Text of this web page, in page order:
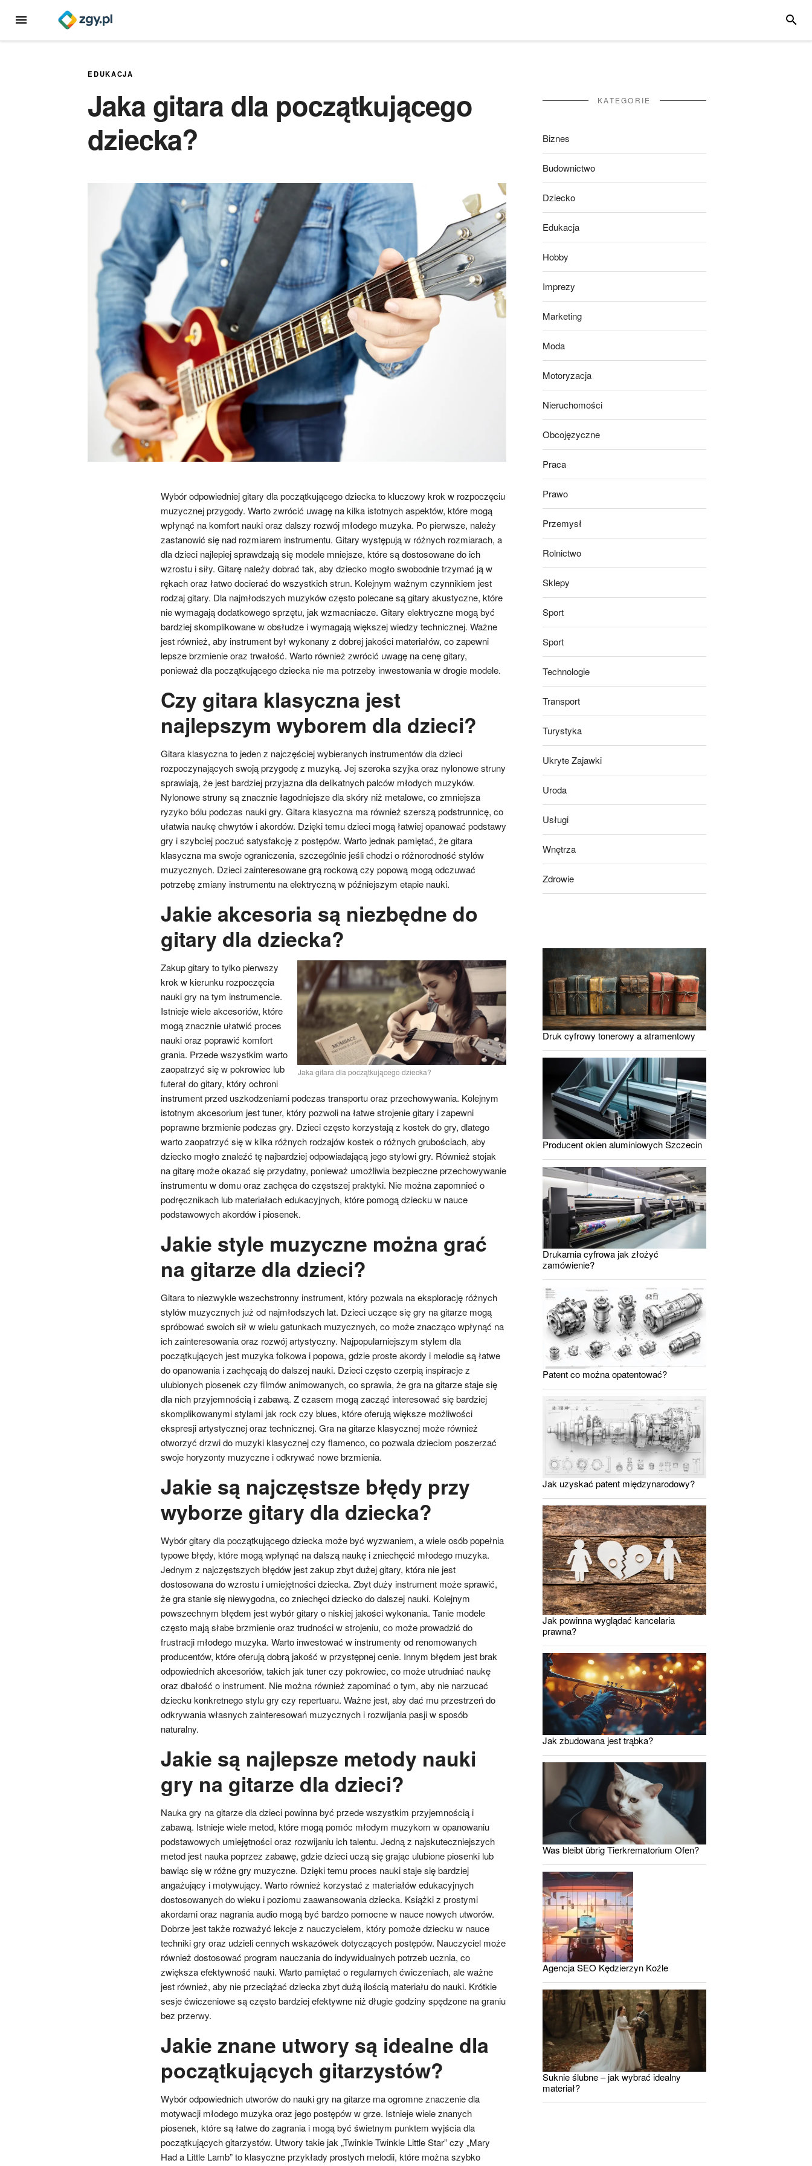
MENU
EDUKACJA
Jaka gitara dla początkującego
dziecka?
Wybór odpowiedniej gitary dla początkującego dziecka to kluczowy krok w rozpoczęciu
muzycznej przygody. Warto zwrócić uwagę na kilka istotnych aspektów, które mogą
wpłynąć na komfort nauki oraz dalszy rozwój młodego muzyka. Po pierwsze, należy
zastanowić się nad rozmiarem instrumentu. Gitary występują w różnych rozmiarach, a
dla dzieci najlepiej sprawdzają się modele mniejsze, które są dostosowane do ich
wzrostu i siły. Gitarę należy dobrać tak, aby dziecko mogło swobodnie trzymać ją w
rękach oraz łatwo docierać do wszystkich strun. Kolejnym ważnym czynnikiem jest
rodzaj gitary. Dla najmłodszych muzyków często polecane są gitary akustyczne, które
nie wymagają dodatkowego sprzętu, jak wzmacniacze. Gitary elektryczne mogą być
bardziej skomplikowane w obsłudze i wymagają większej wiedzy technicznej. Ważne
jest również, aby instrument był wykonany z dobrej jakości materiałów, co zapewni
lepsze brzmienie oraz trwałość. Warto również zwrócić uwagę na cenę gitary,
ponieważ dla początkującego dziecka nie ma potrzeby inwestowania w drogie modele.
Czy gitara klasyczna jest
najlepszym wyborem dla dzieci?
Gitara klasyczna to jeden z najczęściej wybieranych instrumentów dla dzieci
rozpoczynających swoją przygodę z muzyką. Jej szeroka szyjka oraz nylonowe struny
sprawiają, że jest bardziej przyjazna dla delikatnych palców młodych muzyków.
Nylonowe struny są znacznie łagodniejsze dla skóry niż metalowe, co zmniejsza
ryzyko bólu podczas nauki gry. Gitara klasyczna ma również szerszą podstrunnicę, co
ułatwia naukę chwytów i akordów. Dzięki temu dzieci mogą łatwiej opanować podstawy
gry i szybciej poczuć satysfakcję z postępów. Warto jednak pamiętać, że gitara
klasyczna ma swoje ograniczenia, szczególnie jeśli chodzi o różnorodność stylów
muzycznych. Dzieci zainteresowane grą rockową czy popową mogą odczuwać
potrzebę zmiany instrumentu na elektryczną w późniejszym etapie nauki.
Jakie akcesoria są niezbędne do
gitary dla dziecka?
Jaka gitara dla początkującego dziecka?
Zakup gitary to tylko pierwszy
krok w kierunku rozpoczęcia
nauki gry na tym instrumencie.
Istnieje wiele akcesoriów, które
mogą znacznie ułatwić proces
nauki oraz poprawić komfort
grania. Przede wszystkim warto
zaopatrzyć się w pokrowiec lub
futerał do gitary, który ochroni
instrument przed uszkodzeniami podczas transportu oraz przechowywania. Kolejnym
istotnym akcesorium jest tuner, który pozwoli na łatwe strojenie gitary i zapewni
poprawne brzmienie podczas gry. Dzieci często korzystają z kostek do gry, dlatego
warto zaopatrzyć się w kilka różnych rodzajów kostek o różnych grubościach, aby
dziecko mogło znaleźć tę najbardziej odpowiadającą jego stylowi gry. Również stojak
na gitarę może okazać się przydatny, ponieważ umożliwia bezpieczne przechowywanie
instrumentu w domu oraz zachęca do częstszej praktyki. Nie można zapomnieć o
podręcznikach lub materiałach edukacyjnych, które pomogą dziecku w nauce
podstawowych akordów i piosenek.
Jakie style muzyczne można grać
na gitarze dla dzieci?
Gitara to niezwykle wszechstronny instrument, który pozwala na eksplorację różnych
stylów muzycznych już od najmłodszych lat. Dzieci uczące się gry na gitarze mogą
spróbować swoich sił w wielu gatunkach muzycznych, co może znacząco wpłynąć na
ich zainteresowania oraz rozwój artystyczny. Najpopularniejszym stylem dla
początkujących jest muzyka folkowa i popowa, gdzie proste akordy i melodie są łatwe
do opanowania i zachęcają do dalszej nauki. Dzieci często czerpią inspiracje z
ulubionych piosenek czy filmów animowanych, co sprawia, że gra na gitarze staje się
dla nich przyjemnością i zabawą. Z czasem mogą zacząć interesować się bardziej
skomplikowanymi stylami jak rock czy blues, które oferują większe możliwości
ekspresji artystycznej oraz technicznej. Gra na gitarze klasycznej może również
otworzyć drzwi do muzyki klasycznej czy flamenco, co pozwala dzieciom poszerzać
swoje horyzonty muzyczne i odkrywać nowe brzmienia.
Jakie są najczęstsze błędy przy
wyborze gitary dla dziecka?
Wybór gitary dla początkującego dziecka może być wyzwaniem, a wiele osób popełnia
typowe błędy, które mogą wpłynąć na dalszą naukę i zniechęcić młodego muzyka.
Jednym z najczęstszych błędów jest zakup zbyt dużej gitary, która nie jest
dostosowana do wzrostu i umiejętności dziecka. Zbyt duży instrument może sprawić,
że gra stanie się niewygodna, co zniechęci dziecko do dalszej nauki. Kolejnym
powszechnym błędem jest wybór gitary o niskiej jakości wykonania. Tanie modele
często mają słabe brzmienie oraz trudności w strojeniu, co może prowadzić do
frustracji młodego muzyka. Warto inwestować w instrumenty od renomowanych
producentów, które oferują dobrą jakość w przystępnej cenie. Innym błędem jest brak
odpowiednich akcesoriów, takich jak tuner czy pokrowiec, co może utrudniać naukę
oraz dbałość o instrument. Nie można również zapominać o tym, aby nie narzucać
dziecku konkretnego stylu gry czy repertuaru. Ważne jest, aby dać mu przestrzeń do
odkrywania własnych zainteresowań muzycznych i rozwijania pasji w sposób
naturalny.
Jakie są najlepsze metody nauki
gry na gitarze dla dzieci?
Nauka gry na gitarze dla dzieci powinna być przede wszystkim przyjemnością i
zabawą. Istnieje wiele metod, które mogą pomóc młodym muzykom w opanowaniu
podstawowych umiejętności oraz rozwijaniu ich talentu. Jedną z najskuteczniejszych
metod jest nauka poprzez zabawę, gdzie dzieci uczą się grając ulubione piosenki lub
bawiąc się w różne gry muzyczne. Dzięki temu proces nauki staje się bardziej
angażujący i motywujący. Warto również korzystać z materiałów edukacyjnych
dostosowanych do wieku i poziomu zaawansowania dziecka. Książki z prostymi
akordami oraz nagrania audio mogą być bardzo pomocne w nauce nowych utworów.
Dobrze jest także rozważyć lekcje z nauczycielem, który pomoże dziecku w nauce
techniki gry oraz udzieli cennych wskazówek dotyczących postępów. Nauczyciel może
również dostosować program nauczania do indywidualnych potrzeb ucznia, co
zwiększa efektywność nauki. Warto pamiętać o regularnych ćwiczeniach, ale ważne
jest również, aby nie przeciążać dziecka zbyt dużą ilością materiału do nauki. Krótkie
sesje ćwiczeniowe są często bardziej efektywne niż długie godziny spędzone na graniu
bez przerwy.
Jakie znane utwory są idealne dla
początkujących gitarzystów?
Wybór odpowiednich utworów do nauki gry na gitarze ma ogromne znaczenie dla
motywacji młodego muzyka oraz jego postępów w grze. Istnieje wiele znanych
piosenek, które są łatwe do zagrania i mogą być świetnym punktem wyjścia dla
początkujących gitarzystów. Utwory takie jak „Twinkle Twinkle Little Star” czy „Mary
Had a Little Lamb” to klasyczne przykłady prostych melodii, które można szybko
KATEGORIE
Biznes
Budownictwo
Dziecko
Edukacja
Hobby
Imprezy
Marketing
Moda
Motoryzacja
Nieruchomości
Obcojęzyczne
Praca
Prawo
Przemysł
Rolnictwo
Sklepy
Sport
Sport
Technologie
Transport
Turystyka
Ukryte Zajawki
Uroda
Usługi
Wnętrza
Zdrowie
Druk cyfrowy tonerowy a atramentowy
Producent okien aluminiowych Szczecin
Drukarnia cyfrowa jak złożyć
zamówienie?
Patent co można opatentować?
Jak uzyskać patent międzynarodowy?
Jak powinna wyglądać kancelaria
prawna?
Jak zbudowana jest trąbka?
Was bleibt übrig Tierkrematorium Ofen?
Agencja SEO Kędzierzyn Koźle
Suknie ślubne – jak wybrać idealny
materiał?